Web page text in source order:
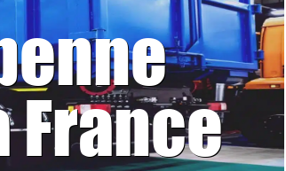
France